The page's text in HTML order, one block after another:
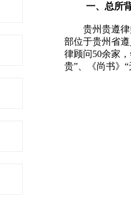
一、总所
贵州贵遵
部位于贵州省
律顾问50余家
贵”、《尚书》